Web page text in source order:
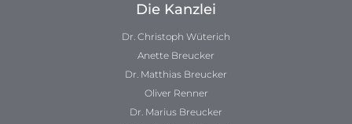
Die Kanzlei
Dr. Christoph Wüterich
Anette Breucker
Dr. Matthias Breucker
Oliver Renner
Dr. Marius Breucker